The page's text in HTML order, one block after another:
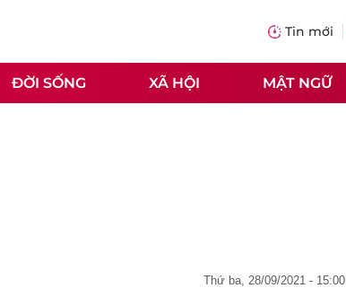
Tin mới
ĐỜI SỐNG XÃ HỘI MẬT NGỮ
thứ ba, 28/09/2021 - 15:00